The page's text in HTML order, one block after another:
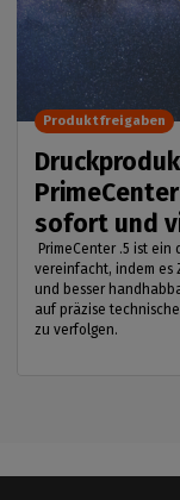
sofort und
PrimeCenter .5 ist
vereinfacht, indem es
und besser
auf präzise
zu verfolgen.
Produktfreigaben